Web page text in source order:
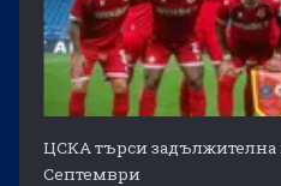
ЦСКА търси задължителна
Септември